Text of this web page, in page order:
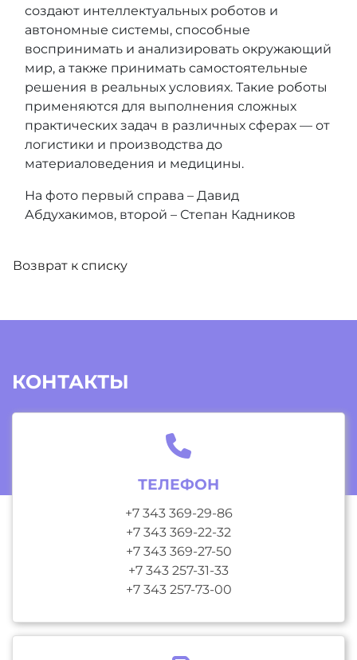
создают интеллектуальных роботов и
автономные системы, способные
воспринимать и анализировать окружающий
мир, а также принимать самостоятельные
решения в реальных условиях. Такие роботы
применяются для выполнения сложных
практических задач в различных сферах — от
логистики и производства до
материаловедения и медицины.
На фото первый справа – Давид
Абдухакимов, второй – Степан Кадников
Возврат к списку
КОНТАКТЫ
ТЕЛЕФОН
+7 343 369-29-86
+7 343 369-22-32
+7 343 369-27-50
+7 343 257-31-33
+7 343 257-73-00